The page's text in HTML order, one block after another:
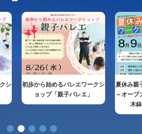
シ
初歩から始めるバレエワークシ
ョップ「親子バレエ」
夏休み親
～オーブ
木